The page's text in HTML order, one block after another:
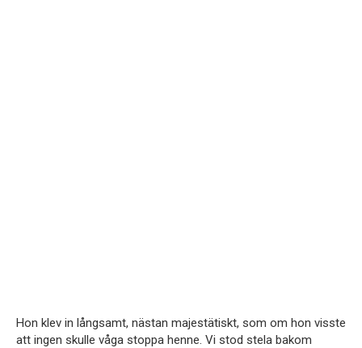
Hon klev in långsamt, nästan majestätiskt, som om hon visste
att ingen skulle våga stoppa henne. Vi stod stela bakom